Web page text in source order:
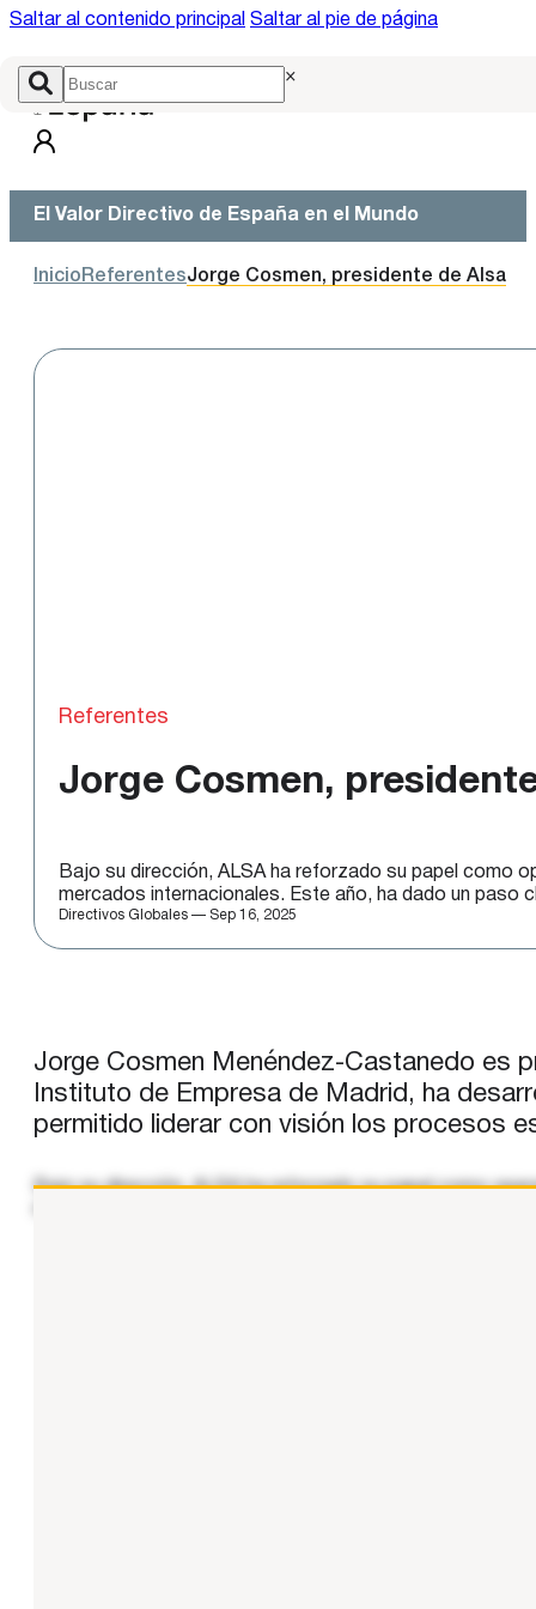
Saltar al contenido principal Saltar al pie de página
×
El Valor Directivo de España en el Mundo
Inicio ReferentesJorge Cosmen, presidente de Alsa
Referentes
Jorge Cosmen,
Bajo su dirección, ALSA ha reforzado su papel como
mercados internacionales. Este año, ha dado un paso
Directivos Globales — Sep 16, 2025
Jorge Cosmen Menéndez-Castanedo es
Instituto de Empresa de Madrid, ha
permitido liderar con visión los procesos
Bajo su dirección, ALSA ha reforzado su papel como